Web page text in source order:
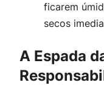
ficarem
secos
A Espada